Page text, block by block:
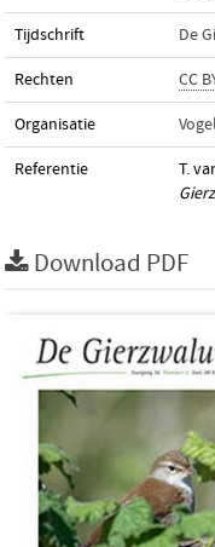
Tijdschrift De
Rechten CC
Organisatie
Referentie T.
Download PDF